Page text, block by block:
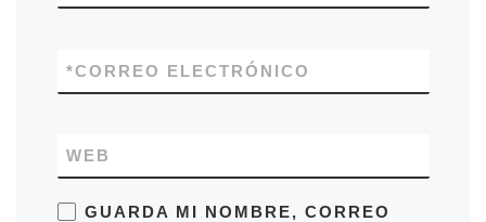
CORREO ELECTRÓNICO
*
WEB
GUARDA MI NOMBRE, CORREO